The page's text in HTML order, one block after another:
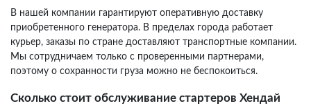
В нашей компании гарантируют оперативную доставку
приобретенного генератора. В пределах города работает
курьер, заказы по стране доставляют транспортные компании.
Мы сотрудничаем только с проверенными партнерами,
поэтому о сохранности груза можно не беспокоиться.
Сколько стоит обслуживание стартеров Хендай